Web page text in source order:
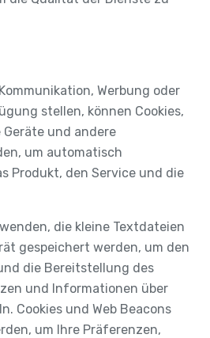
Werbung oder
stellen, können Cookies,
und andere
um automatisch
Produkt, den Service und die
die kleine Textdateien
gespeichert werden, um den
die Bereitstellung des
und Informationen über
Cookies und Web Beacons
um Ihre Präferenzen,